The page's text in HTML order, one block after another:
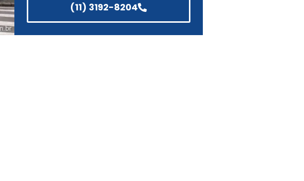
(11) 3192-8204